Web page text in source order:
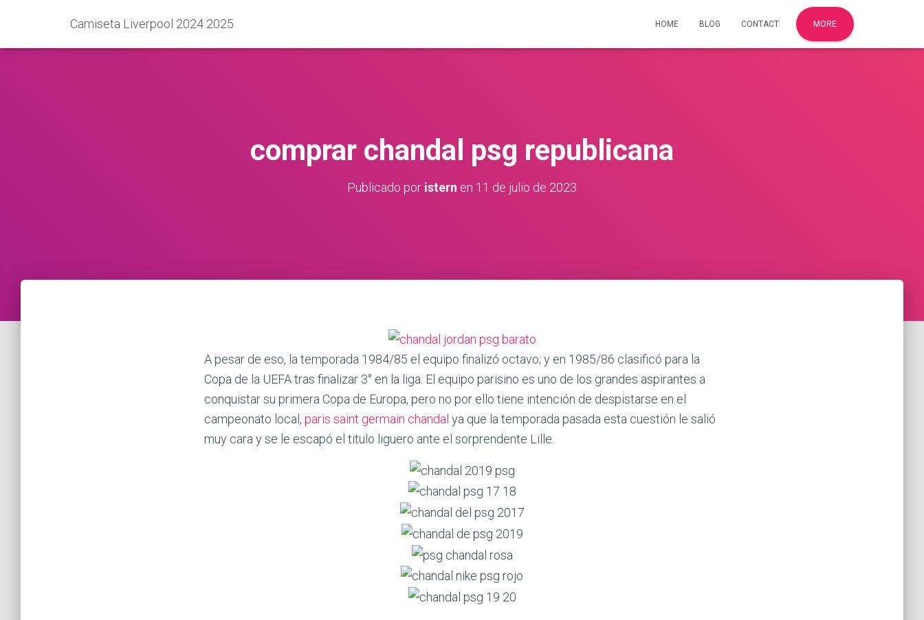
Camiseta Liverpool 2024 2025 HOME BLOG CONTACT MORE
comprar chandal psg republicana
Publicado por istern en 11 de julio de 2023
A pesar de eso, la temporada 1984/85 el equipo finalizó octavo; y en 1985/86 clasificó para la
Copa de la UEFA tras finalizar 3° en la liga. El equipo parisino es uno de los grandes aspirantes a
conquistar su primera Copa de Europa, pero no por ello tiene intención de despistarse en el
campeonato local, paris saint germain chandal ya que la temporada pasada esta cuestión le salió
muy cara y se le escapó el titulo liguero ante el sorprendente Lille.